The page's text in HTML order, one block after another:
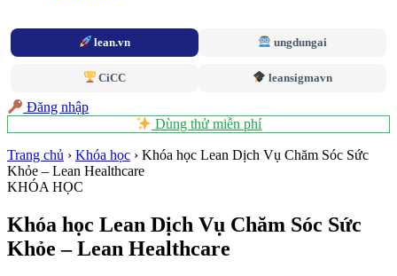
lean.vn ungdungai
CiCC leansigmavn
Đăng nhập
Dùng thử miễn phí
Trang chủ › Khóa học › Khóa học Lean Dịch Vụ Chăm Sóc Sức
Khỏe – Lean Healthcare
KHÓA HỌC
Khóa học Lean Dịch Vụ Chăm Sóc Sức
Khỏe – Lean Healthcare